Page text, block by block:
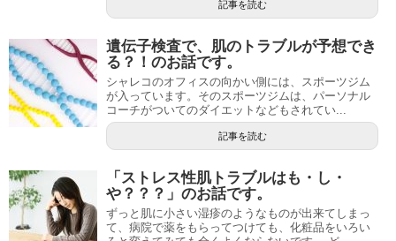
記事を読む
遺伝子検査で、肌のトラブルが予想でき
る？！のお話です。
シャレコのオフィスの向かい側には、スポーツジム
が入っています。そのスポーツジムは、パーソナル
コーチがついてのダイエットなどもされてい...
記事を読む
「ストレス性肌トラブルはも・し・
や？？？」のお話です。
ずっと肌に小さい湿疹のようなものが出来てしまっ
て、病院で薬をもらってつけても、化粧品をいろい